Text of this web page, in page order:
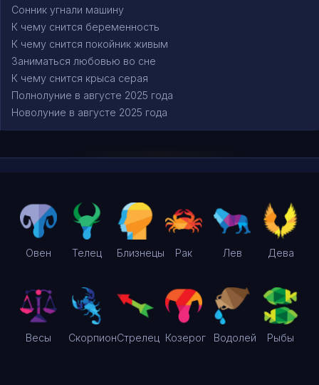
Сонник угнали машину
К чему снится беременность
К чему снится покойник живым
Заниматься любовью во сне
К чему снится крыса серая
Полнолуние в августе 2025 года
Новолуние в августе 2025 года
Овен Телец Близнецы Рак Лев Дева
Весы СкорпионСтрелец Козерог Водолей Рыбы